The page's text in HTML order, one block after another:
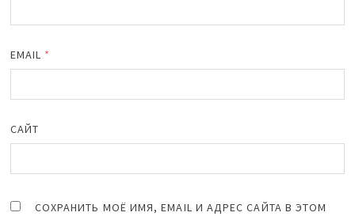
EMAIL *
САЙТ
СОХРАНИТЬ МОЁ ИМЯ, EMAIL И АДРЕС САЙТА В ЭТОМ